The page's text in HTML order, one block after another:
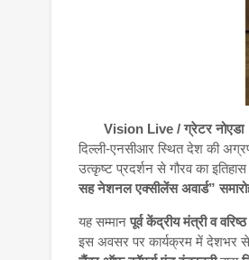
Vision Live / ग्रेटर नोएडा
दिल्ली-एनसीआर स्थित देश की
उत्कृष्ट प्रदर्शन से गौरव का
सह नेशनल एक्सीलेंस अवार्ड”
यह सम्मान पूर्व केंद्रीय मंत्री व
इस अवसर पर कार्यक्रम में देशभर से